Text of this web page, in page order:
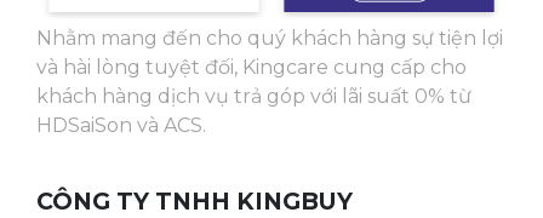
chế độ tương ứng với 1 vị trí trên chân. Cùng 3
mức cường độ nhẹ đến mạnh, để người dùng
dễ dàng điều chỉnh theo nhu cầu và thể trạng.
Nhằm đạt được hiệu quả massage chân tốt
Nhằm mang đến cho quý khách hàng sự tiện lợi
và hài lòng tuyệt đối, Kingcare cung cấp cho
khách hàng dịch vụ trả góp với lãi suất 0% từ
HDSaiSon và ACS.
CÔNG TY TNHH KINGBUY